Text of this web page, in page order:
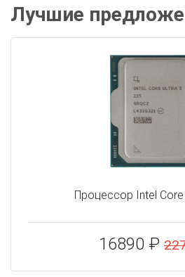
Лучшие
Процессор Intel
16890 ₽